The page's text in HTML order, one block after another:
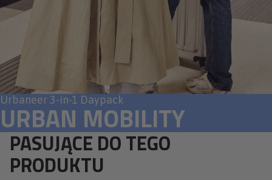
Urbaneer 3-in-1 Daypack
URBAN MOBILITY
PASUJĄCE DO TEGO
PRODUKTU